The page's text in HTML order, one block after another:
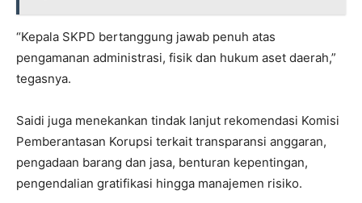
“Kepala SKPD bertanggung jawab penuh atas
pengamanan administrasi, fisik dan hukum aset daerah,”
tegasnya.
Saidi juga menekankan tindak lanjut rekomendasi Komisi
Pemberantasan Korupsi terkait transparansi anggaran,
pengadaan barang dan jasa, benturan kepentingan,
pengendalian gratifikasi hingga manajemen risiko.